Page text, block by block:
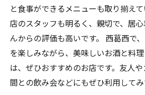
と食事ができるメニューも取り揃え
店のスタッフも明るく、親切で、居
んからの評価も高いです。 西葛西で
を楽しみながら、美味しいお酒と料
は、ぜひおすすめのお店です。友人
間との飲み会などにもぜひ利用してみ